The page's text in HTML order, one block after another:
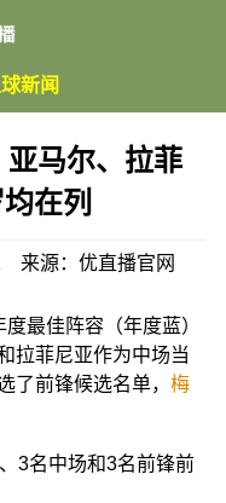
新闻
马尔、拉菲
在列
来源：优直播官网
最佳阵容（年度蓝）
拉菲尼亚作为中场当
了前锋候选名单， 梅
3名中场和3名前锋前